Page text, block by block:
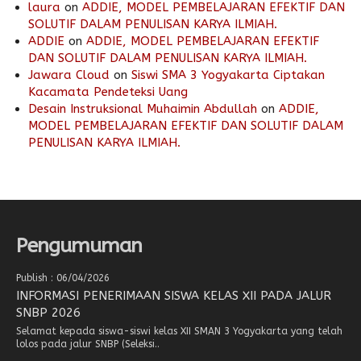
laura on ADDIE, MODEL PEMBELAJARAN EFEKTIF DAN
SOLUTIF DALAM PENULISAN KARYA ILMIAH.
ADDIE on ADDIE, MODEL PEMBELAJARAN EFEKTIF
DAN SOLUTIF DALAM PENULISAN KARYA ILMIAH.
Jawara Cloud on Siswi SMA 3 Yogyakarta Ciptakan
Kacamata Pendeteksi Uang
Desain Instruksional Muhaimin Abdullah on ADDIE,
MODEL PEMBELAJARAN EFEKTIF DAN SOLUTIF DALAM
PENULISAN KARYA ILMIAH.
Pengumuman
Publish : 06/04/2026
INFORMASI PENERIMAAN SISWA KELAS XII PADA JALUR
SNBP 2026
Selamat kepada siswa-siswi kelas XII SMAN 3 Yogyakarta yang telah
lolos pada jalur SNBP (Seleksi..